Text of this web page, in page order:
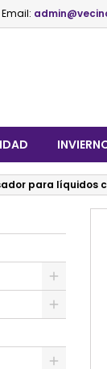
Email:
para líquidos